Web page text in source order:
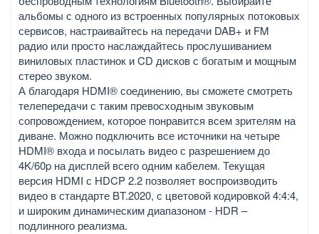
альбомы с одного из встроенных популярных потоковых
сервисов, настраивайтесь на передачи DAB+ и FM
радио или просто наслаждайтесь прослушиванием
виниловых пластинок и CD дисков с богатым и мощным
стерео звуком.
А благодаря HDMI® соединению, вы сможете смотреть
телепередачи с таким превосходным звуковым
сопровождением, которое понравится всем зрителям на
диване. Можно подключить все источники на четыре
HDMI® входа и посылать видео с разрешением до
4K/60p на дисплей всего одним кабелем. Текущая
версия HDMI с HDCP 2.2 позволяет воспроизводить
видео в стандарте BT.2020, с цветовой кодировкой 4:4:4,
и широким динамическим диапазоном - HDR –
подлинного реализма.